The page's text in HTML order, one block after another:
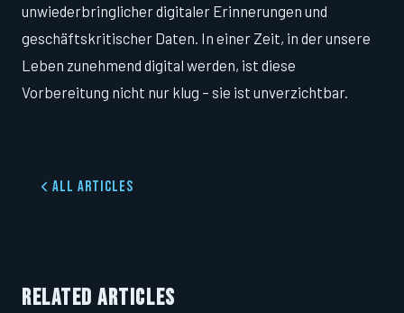
unwiederbringlicher digitaler Erinnerungen und
geschäftskritischer Daten. In einer Zeit, in der unsere
Leben zunehmend digital werden, ist diese
Vorbereitung nicht nur klug – sie ist unverzichtbar.
All Articles
RELATED ARTICLES